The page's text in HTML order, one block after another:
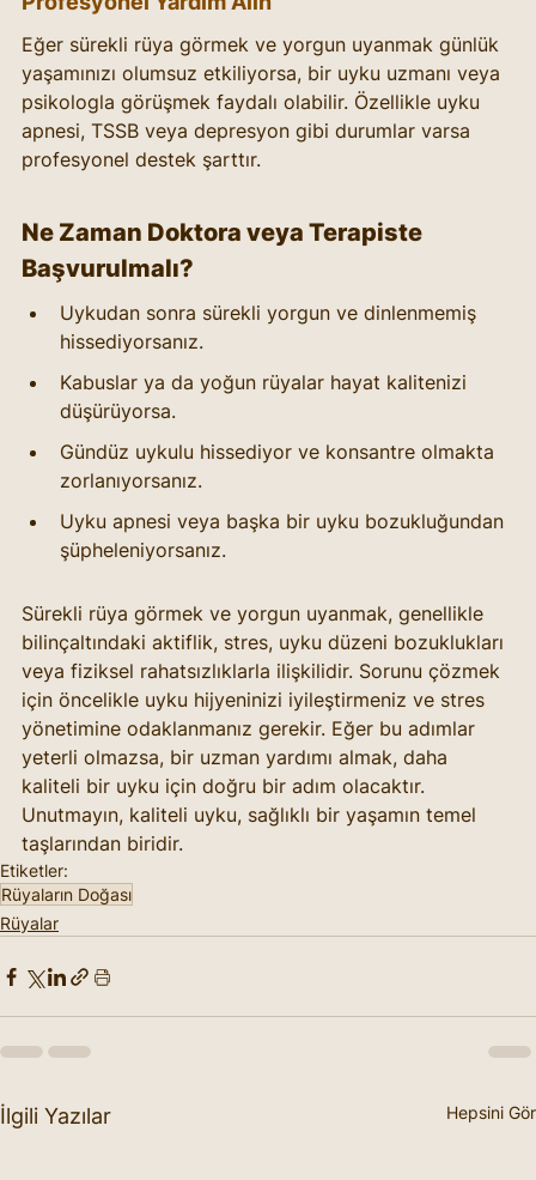
Eğer sürekli rüya görmek ve yorgun uyanmak günlük
yaşamınızı olumsuz etkiliyorsa, bir uyku uzmanı veya
psikologla görüşmek faydalı olabilir. Özellikle uyku
apnesi, TSSB veya depresyon gibi durumlar varsa
profesyonel destek şarttır.
Ne Zaman Doktora veya Terapiste
Başvurulmalı?
Uykudan sonra sürekli yorgun ve dinlenmemiş
hissediyorsanız.
Kabuslar ya da yoğun rüyalar hayat kalitenizi
düşürüyorsa.
Gündüz uykulu hissediyor ve konsantre olmakta
zorlanıyorsanız.
Uyku apnesi veya başka bir uyku bozukluğundan
şüpheleniyorsanız.
Sürekli rüya görmek ve yorgun uyanmak, genellikle
bilinçaltındaki aktiflik, stres, uyku düzeni bozuklukları
veya fiziksel rahatsızlıklarla ilişkilidir. Sorunu çözmek
için öncelikle uyku hijyeninizi iyileştirmeniz ve stres
yönetimine odaklanmanız gerekir. Eğer bu adımlar
yeterli olmazsa, bir uzman yardımı almak, daha
kaliteli bir uyku için doğru bir adım olacaktır.
Unutmayın, kaliteli uyku, sağlıklı bir yaşamın temel
taşlarından biridir.
Etiketler:
Rüyaların Doğası
Rüyalar
İlgili Yazılar Hepsini Gör